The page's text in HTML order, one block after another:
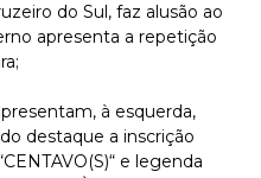
do Sul, faz alusão ao
apresenta a repetição
à esquerda,
destaque a inscrição
e legenda